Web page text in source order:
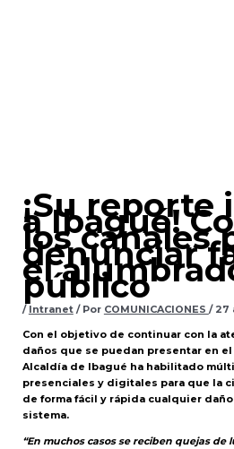
¡Su reporte
a Ibagué!
los canales
denunciar
el
público
/ Intranet/ Por COMUNICACIONES / 27
Con el objetivo de continuar con la
daños que se puedan presentar en
Alcaldía de Ibagué ha habilitado
presenciales y digitales para que la
de forma fácil y rápida cualquier
sistema.
“En muchos casos se reciben quejas